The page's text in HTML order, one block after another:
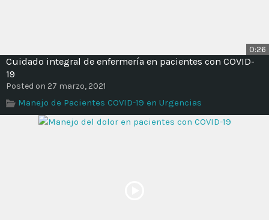
0:26
Cuidado integral de enfermería en pacientes con COVID-
19
Posted on 27 marzo, 2021
Manejo de Pacientes COVID-19 en Urgencias